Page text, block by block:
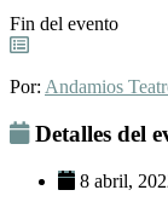
Fin del evento
Por: Andamios
Detalles del
8 abril,